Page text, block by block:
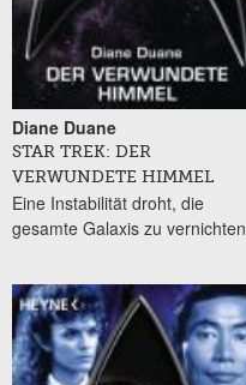
Diane Duane
STAR TREK: DER
VERWUNDETE HIMMEL
Eine Instabilität droht, die
gesamte Galaxis zu vernichten